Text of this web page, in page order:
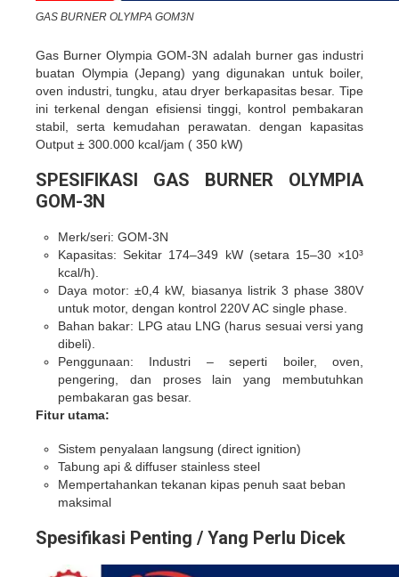
GAS BURNER OLYMPA GOM3N
Gas Burner Olympia GOM-3N adalah burner gas industri
buatan Olympia (Jepang) yang digunakan untuk boiler,
oven industri, tungku, atau dryer berkapasitas besar. Tipe
ini terkenal dengan efisiensi tinggi, kontrol pembakaran
stabil, serta kemudahan perawatan. dengan kapasitas
Output ± 300.000 kcal/jam ( 350 kW)
SPESIFIKASI GAS BURNER OLYMPIA
GOM-3N
Merk/seri: GOM‑3N
Kapasitas: Sekitar 174–349 kW (setara 15–30 ×10³
kcal/h).
Daya motor: ±0,4 kW, biasanya listrik 3 phase 380V
untuk motor, dengan kontrol 220V AC single phase.
Bahan bakar: LPG atau LNG (harus sesuai versi yang
dibeli).
Penggunaan: Industri – seperti boiler, oven,
pengering, dan proses lain yang membutuhkan
pembakaran gas besar.
Fitur utama:
Sistem penyalaan langsung (direct ignition)
Tabung api & diffuser stainless steel
Mempertahankan tekanan kipas penuh saat beban
maksimal
Spesifikasi Penting / Yang Perlu Dicek